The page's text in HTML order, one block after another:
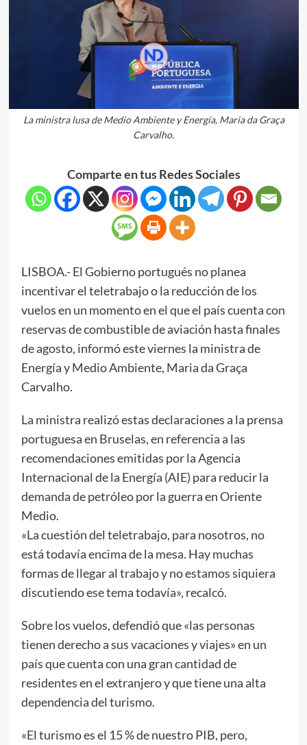
La ministra lusa de Medio Ambiente y Energía, Maria da Graça
Carvalho.
Comparte en tus Redes Sociales
LISBOA.- El Gobierno portugués no planea
incentivar el teletrabajo o la reducción de los
vuelos en un momento en el que el país cuenta con
reservas de combustible de aviación hasta finales
de agosto, informó este viernes la ministra de
Energía y Medio Ambiente, Maria da Graça
Carvalho.
La ministra realizó estas declaraciones a la prensa
portuguesa en Bruselas, en referencia a las
recomendaciones emitidas por la Agencia
Internacional de la Energía (AIE) para reducir la
demanda de petróleo por la guerra en Oriente
Medio.
«La cuestión del teletrabajo, para nosotros, no
está todavía encima de la mesa. Hay muchas
formas de llegar al trabajo y no estamos siquiera
discutiendo ese tema todavía», recalcó.
Sobre los vuelos, defendió que «las personas
tienen derecho a sus vacaciones y viajes» en un
país que cuenta con una gran cantidad de
residentes en el extranjero y que tiene una alta
dependencia del turismo.
«El turismo es el 15 % de nuestro PIB, pero,